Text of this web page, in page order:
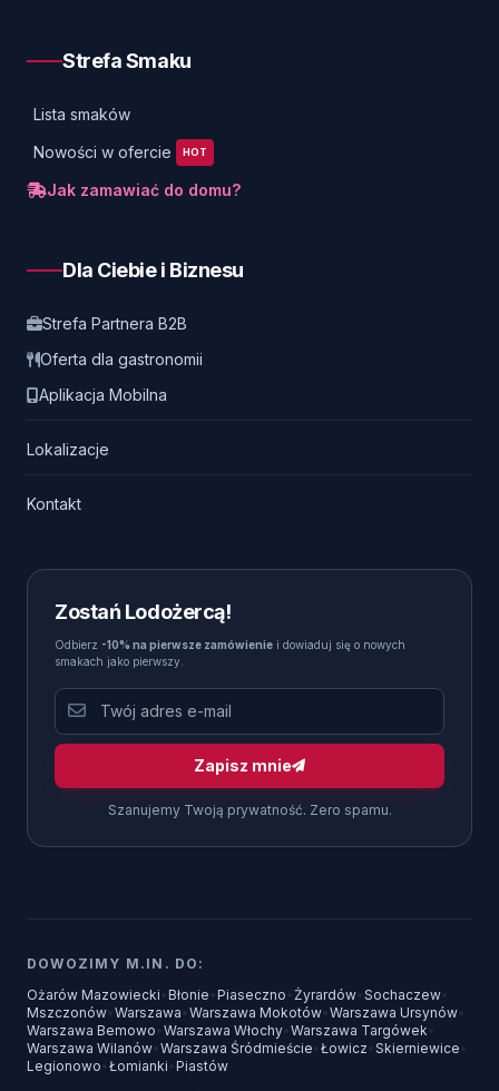
Strefa Smaku
Lista smaków
Nowości w ofercie
HOT
Jak zamawiać do domu?
Dla Ciebie i Biznesu
Strefa Partnera B2B
Oferta dla gastronomii
Aplikacja Mobilna
Lokalizacje
Kontakt
Zostań Lodożercą!
Odbierz -10% na pierwsze zamówienie i dowiaduj się o nowych
smakach jako pierwszy.
Zapisz mnie
Szanujemy Twoją prywatność. Zero spamu.
DOWOZIMY M.IN. DO:
Ożarów Mazowiecki Błonie Piaseczno Żyrardów Sochaczew
Mszczonów Warszawa Warszawa Mokotów Warszawa Ursynów
Warszawa Bemowo Warszawa Włochy Warszawa Targówek
Warszawa Wilanów Warszawa Śródmieście Łowicz Skierniewice
Legionowo Łomianki Piastów